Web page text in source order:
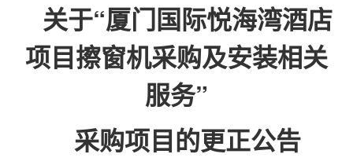
关于“厦门国际悦海湾酒店
项目擦窗机采购及安装相关
服务”
采购项目的更正公告